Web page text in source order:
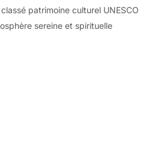
patrimoine culturel UNESCO
sereine et spirituelle